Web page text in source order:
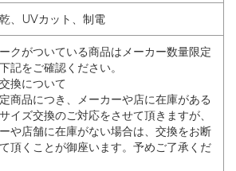
、UVカット、制電
クがついている商品はメーカー数量限定
記をご確認ください。
換について
商品につき、メーカーや店に在庫がある
イズ交換のご対応をさせて頂きますが、
や店舗に在庫がない場合は、交換をお断
頂くことが御座います。予めご了承くだ